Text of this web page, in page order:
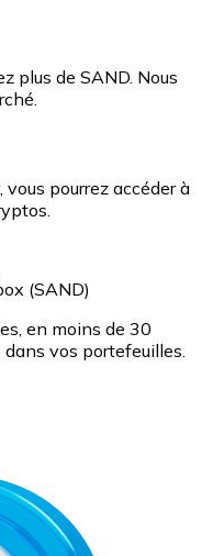
plus de SAND. Nous
pourrez accéder à
(SAND)
en moins de 30
vos portefeuilles.